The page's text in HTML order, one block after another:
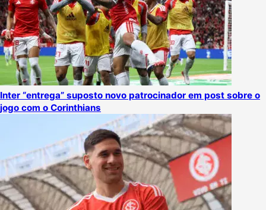
Inter “entrega” suposto novo patrocinador em post sobre o
jogo com o Corinthians